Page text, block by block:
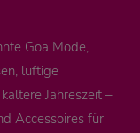
Goa Mode,
luftige
Jahreszeit –
Accessoires für